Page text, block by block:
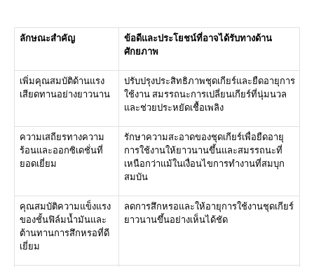
ลักษณะสำคัญ
ข้อดีและประโยชน์ที่อาจได้รับทางด้าน
ศักยภาพ
เพิ่มคุณสมบัติด้านแรง
เสียดทานอย่างยาวนาน
ปรับปรุงประสิทธิภาพชุดเกียร์และยืดอายุการ
ใช้งานสมรรถนะการเปลี่ยนเกียร์ที่นุ่มนวล
และช่วยประหยัดเชื้อเพลิง
ความเสถียรทางความ
ร้อนและออกซิเดชั่นที่
ยอดเยี่ยม
รักษาความสะอาดของชุดเกียร์เพื่อยืดอายุ
การใช้งานให้ยาวนานขึ้นและสมรรถนะที่
เหนือกว่าแม้ในเงื่อนไขการทำงานที่สมบุก
สมบัน
คุณสมบัติความแข็งแรง
ของชั้นฟิล์มน้ำมันและ
ต้านทานการสึกหรอที่ดี
เยี่ยม
ลดการสึกหรอและให้อายุการใช้งานชุดเกียร์
ยาวนานขึ้นอย่างเห็นได้ชัด